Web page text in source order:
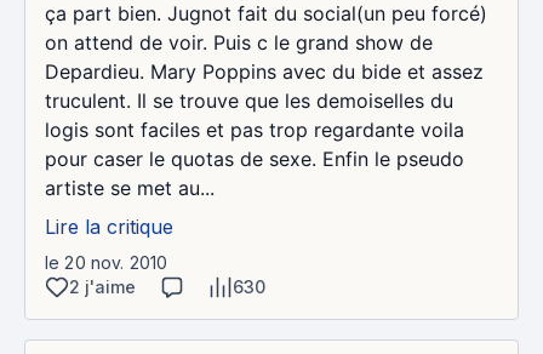
ça part bien. Jugnot fait du social(un peu forcé)
on attend de voir. Puis c le grand show de
Depardieu. Mary Poppins avec du bide et assez
truculent. Il se trouve que les demoiselles du
logis sont faciles et pas trop regardante voila
pour caser le quotas de sexe. Enfin le pseudo
artiste se met au...
Lire la critique
le 20 nov. 2010
2 j'aime
630